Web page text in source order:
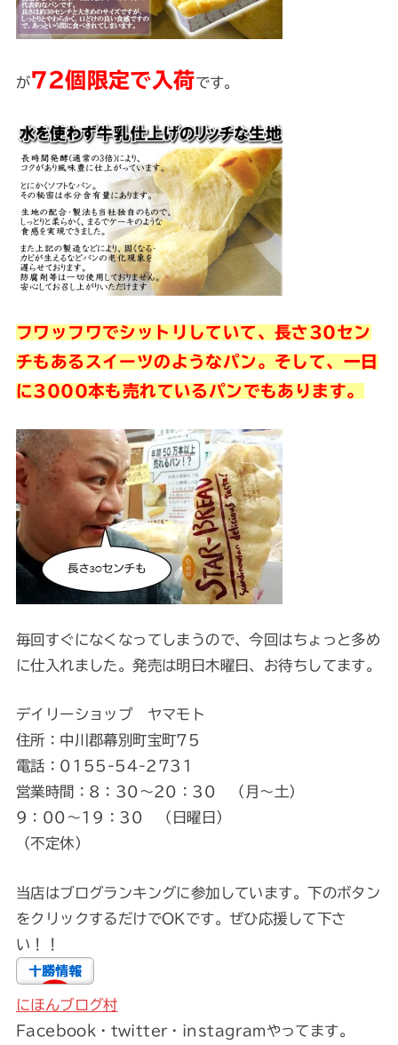
が72個限定で入荷です。
フワッフワでシットリしていて、長さ30セン
チもあるスイーツのようなパン。そして、一日
に3000本も売れているパンでもあります。
毎回すぐになくなってしまうので、今回はちょっと多め
に仕入れました。発売は明日木曜日、お待ちしてます。
デイリーショップ ヤマモト
住所：中川郡幕別町宝町75
電話：0155-54-2731
営業時間：8：30～20：30 （月～土）
9：00～19：30 （日曜日）
（不定休）
当店はブログランキングに参加しています。下のボタン
をクリックするだけでOKです。ぜひ応援して下さ
い！！
にほんブログ村
Facebook・twitter・instagramやってます。